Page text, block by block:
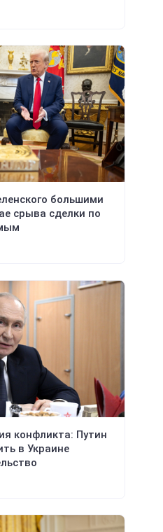
большими
срыва сделки по
конфликта: Путин
в Украине